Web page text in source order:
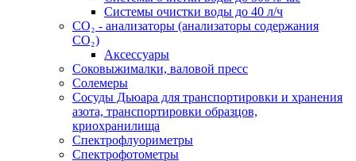
Системы очистки воды до 40 л/ч
СО₂ - анализаторы (анализаторы содержания
СО₂)
Аксессуары
Соковыжималки, валовой пресс
Солемеры
Сосуды Дьюара для транспортировки и хранения
азота, транспортировки образцов,
криохранилища
Спектрофлуориметры
Спектрофотометры